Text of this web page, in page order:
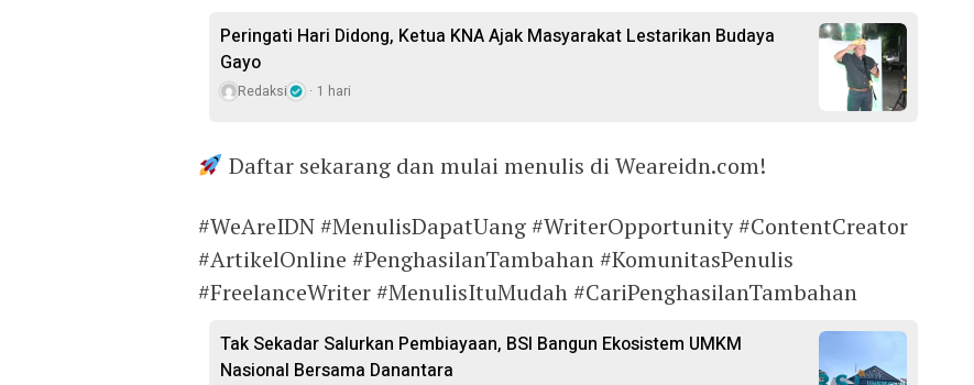
Peringati Hari Didong, Ketua KNA Ajak Masyarakat Lestarikan Budaya
Gayo
Redaksi 1 hari
Daftar sekarang dan mulai menulis di Weareidn.com!
#WeAreIDN #MenulisDapatUang #WriterOpportunity #ContentCreator
#ArtikelOnline #PenghasilanTambahan #KomunitasPenulis
#FreelanceWriter #MenulisItuMudah #CariPenghasilanTambahan
Tak Sekadar Salurkan Pembiayaan, BSI Bangun Ekosistem UMKM
Nasional Bersama Danantara